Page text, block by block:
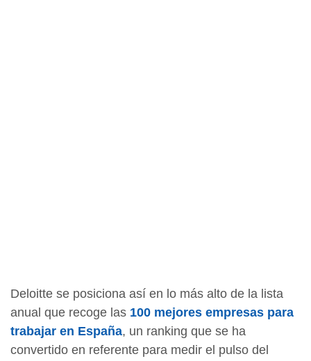
Deloitte se posiciona así en lo más alto de la lista
anual que recoge las 100 mejores empresas para
trabajar en España, un ranking que se ha
convertido en referente para medir el pulso del